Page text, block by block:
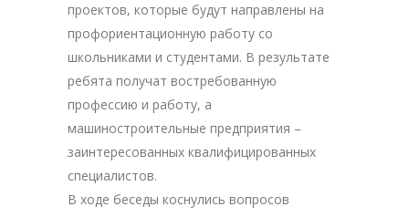
проектов, которые будут направлены на
профориентационную работу со
школьниками и студентами. В результате
ребята получат востребованную
профессию и работу, а
машиностроительные предприятия –
заинтересованных квалифицированных
специалистов.
В ходе беседы коснулись вопросов